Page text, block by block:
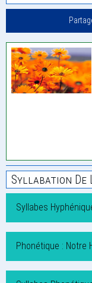
Syllabation De
Syllabes
Phonétique : Notre